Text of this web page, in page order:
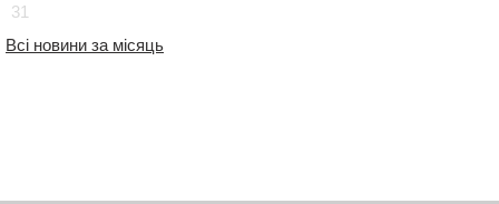
31
Всі новини за місяць